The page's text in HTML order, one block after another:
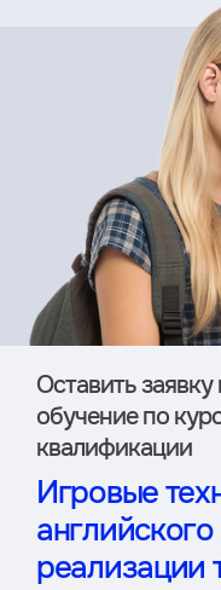
Оставить
обучение по
квалификации
Игровые